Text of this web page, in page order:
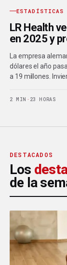
ESTADÍSTICAS
LR Health
en 2025 y
La empresa
dólares el año
a 19 millones.
2 MIN · 23 HORAS
DESTACADOS
Los
de la